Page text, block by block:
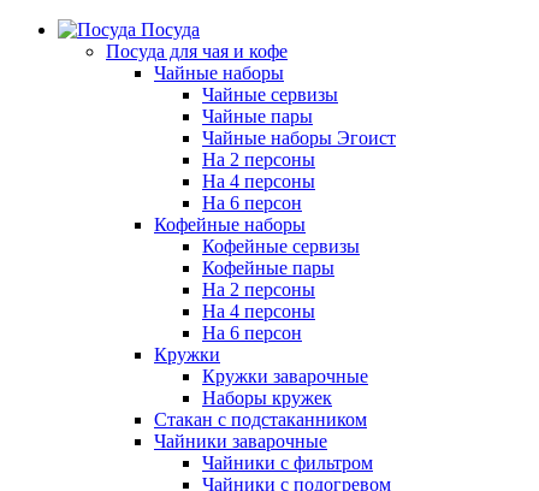
Посуда
Посуда для чая и кофе
Чайные наборы
Чайные сервизы
Чайные пары
Чайные наборы Эгоист
На 2 персоны
На 4 персоны
На 6 персон
Кофейные наборы
Кофейные сервизы
Кофейные пары
На 2 персоны
На 4 персоны
На 6 персон
Кружки
Кружки заварочные
Наборы кружек
Стакан с подстаканником
Чайники заварочные
Чайники с фильтром
Чайники с подогревом